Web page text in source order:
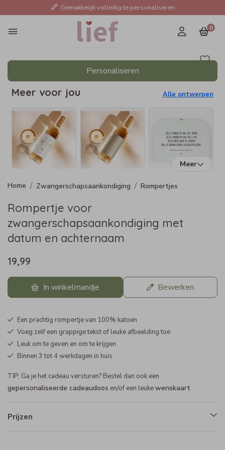
Gemakkelijk volledig te personaliseren
0
Personaliseren
Meer voor jou Alle ontwerpen
Meer
Zwangerschapsaankondiging Rompertjes
Rompertje voor
zwangerschapsaankondiging met
datum en achternaam
19,99
In winkelmandje Bewerken
Een prachtig rompertje van 100% katoen
Voeg zelf een grappige tekst of leuke afbeelding toe
Leuk om te geven en om te krijgen
Binnen 3 tot 4 werkdagen in huis
TIP: Ga je het cadeau versturen? Bestel dan ook een
gepersonaliseerde cadeaudoos en/of een leukewenskaart
Prijzen